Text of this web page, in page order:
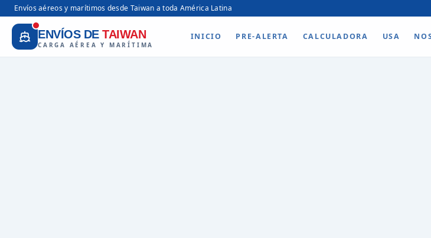
Envíos aéreos y marítimos desde Taiwan a toda América Latina
ENVÍOS DE TAIWAN
CARGA AÉREA Y MARÍTIMA
INICIO PRE-ALERTA CALCULADORA USA